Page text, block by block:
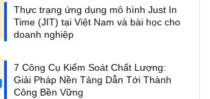
Thực trạng ứng dụng mô hình Just In
Time (JIT) tại Việt Nam và bài học cho
doanh nghiệp
7 Công Cụ Kiểm Soát Chất Lượng:
Giải Pháp Nền Tảng Dẫn Tới Thành
Công Bền Vững